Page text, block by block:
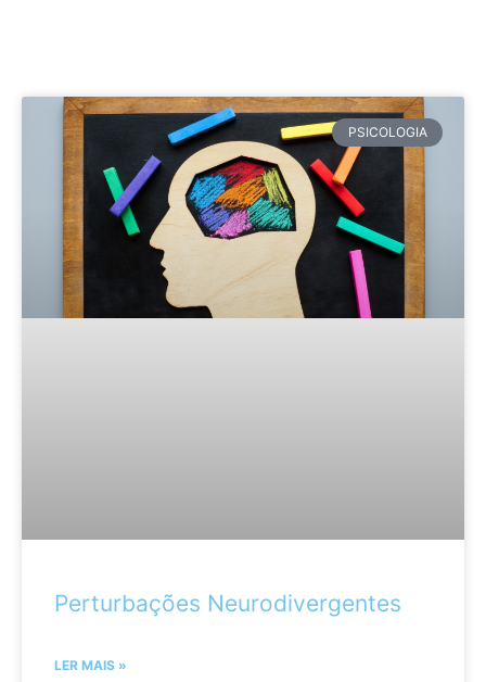
PSICOLOGIA
Perturbações Neurodivergentes
LER MAIS »
PáginaPáginaPágina